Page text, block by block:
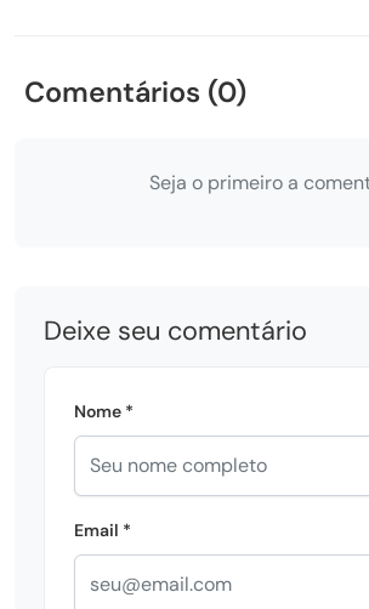
Comentários (0)
Seja o primeiro a
Deixe seu comentário
Nome *
Email *